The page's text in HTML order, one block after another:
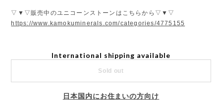
▽▼▽販売中のユニコーンストーンはこちらから▽▼▽
https://www.kamokuminerals.com/categories/4775155
International shipping available
Sold out
日本国内にお住まいの方向け